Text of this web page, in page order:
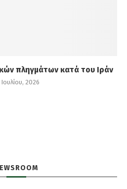
πληγμάτων κατά του Ιράν
Ιουλίου, 2026